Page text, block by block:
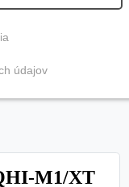
M1/XT
fungovanie
údajov